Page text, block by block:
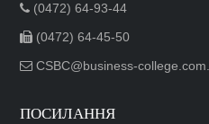
(0472) 64-93-44
(0472) 64-45-50
CSBC@business-
ПОСИЛАННЯ